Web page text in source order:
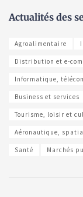
Actualités des
Agroalimentaire
Distribution et e-
Informatique,
Business et services
Tourisme, loisir et
Aéronautique,
Santé Marchés